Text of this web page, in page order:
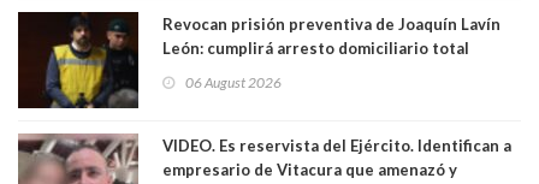
Revocan prisión preventiva de Joaquín Lavín
León: cumplirá arresto domiciliario total
06 August 2026
VIDEO. Es reservista del Ejército. Identifican a
empresario de Vitacura que amenazó y